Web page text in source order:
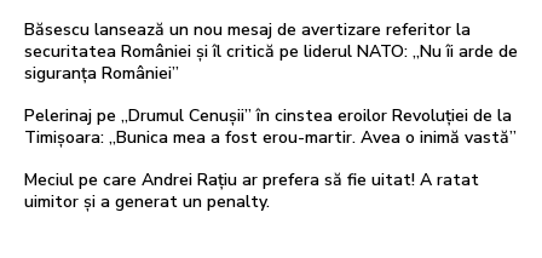
Băsescu lansează un nou mesaj de avertizare referitor la
securitatea României și îl critică pe liderul NATO: „Nu îi arde de
siguranța României”
Pelerinaj pe „Drumul Cenușii” în cinstea eroilor Revoluției de la
Timișoara: „Bunica mea a fost erou-martir. Avea o inimă vastă”
Meciul pe care Andrei Rațiu ar prefera să fie uitat! A ratat
uimitor și a generat un penalty.